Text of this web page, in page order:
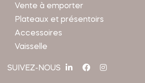
Vente à emporter
Plateaux et présentoirs
Accessoires
Vaisselle
SUIVEZ-NOUS